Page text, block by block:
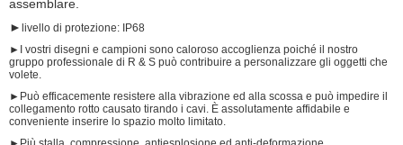
assemblare.
► livello di protezione: IP68
►I vostri disegni e campioni sono caloroso accoglienza poiché il nostro
gruppo professionale di R & S può contribuire a personalizzare gli oggetti che
volete.
►Può efficacemente resistere alla vibrazione ed alla scossa e può impedire il
collegamento rotto causato tirando i cavi. È assolutamente affidabile e
conveniente inserire lo spazio molto limitato.